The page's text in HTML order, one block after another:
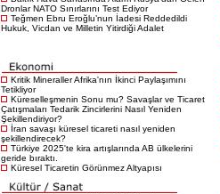
Dronlar NATO Sınırlarını Test Ediyor
Teğmen Ebru Eroğlu’nun İadesi Reddedildi
Hukuk, Vicdan ve Milletin Yitirdiği Adalet
Kritik Mineraller Afrika'nın İkinci Paylaşımını
Tetikliyor
Küreselleşmenin Sonu mu? Savaşlar ve Ticaret
Çatışmaları Tedarik Zincirlerini Nasıl Yeniden
Şekillendiriyor?
İran savaşı küresel ticareti nasıl yeniden
şekillendirecek?
Türkiye 2025'te kira artışlarında AB ülkelerini
geride bıraktı.
Küresel Ticaretin Görünmez Altyapısı